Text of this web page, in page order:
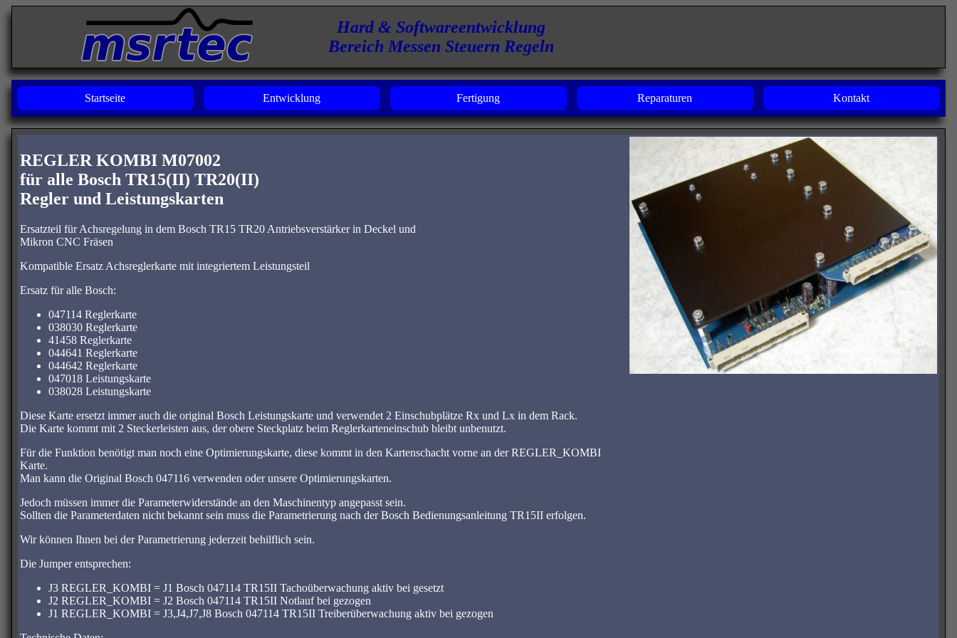
Hard & Softwareentwicklung
Bereich Messen Steuern Regeln
Startseite Entwicklung Fertigung Reparaturen Kontakt
REGLER KOMBI M07002
für alle Bosch TR15(II) TR20(II)
Regler und Leistungskarten
Ersatzteil für Achsregelung in dem Bosch TR15 TR20 Antriebsverstärker in Deckel und
Mikron CNC Fräsen
Kompatible Ersatz Achsreglerkarte mit integriertem Leistungsteil
Ersatz für alle Bosch:
047114 Reglerkarte
038030 Reglerkarte
41458 Reglerkarte
044641 Reglerkarte
044642 Reglerkarte
047018 Leistungskarte
038028 Leistungskarte
Diese Karte ersetzt immer auch die original Bosch Leistungskarte und verwendet 2 Einschubplätze Rx und Lx in dem Rack.
Die Karte kommt mit 2 Steckerleisten aus, der obere Steckplatz beim Reglerkarteneinschub bleibt unbenutzt.
Für die Funktion benötigt man noch eine Optimierungskarte, diese kommt in den Kartenschacht vorne an der REGLER_KOMBI
Karte.
Man kann die Original Bosch 047116 verwenden oder unsere Optimierungskarten.
Jedoch müssen immer die Parameterwiderstände an den Maschinentyp angepasst sein.
Sollten die Parameterdaten nicht bekannt sein muss die Parametrierung nach der Bosch Bedienungsanleitung TR15II erfolgen.
Wir können Ihnen bei der Parametrierung jederzeit behilflich sein.
Die Jumper entsprechen:
J3 REGLER_KOMBI = J1 Bosch 047114 TR15II Tachoüberwachung aktiv bei gesetzt
J2 REGLER_KOMBI = J2 Bosch 047114 TR15II Notlauf bei gezogen
J1 REGLER_KOMBI = J3,J4,J7,J8 Bosch 047114 TR15II Treiberüberwachung aktiv bei gezogen